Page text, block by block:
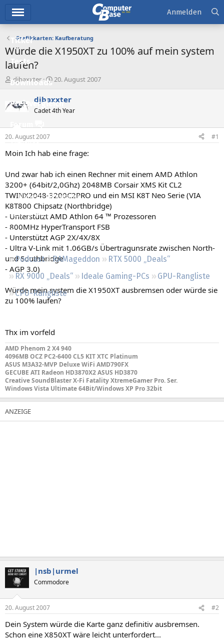
Ticker
Tests
Downloads
Preisvergleich
Forum
Aktuelles
Neue Beiträge
Neueste Aktivitäten
Leserartikel
Regeln
Podcast RAMageddon
RTX 5000 „Deals“
RX 9000 „Deals“
Ideale Gaming-PCs
GPU-Rangliste
CPU-Rangliste
Anmelden
Grafikkarten: Kaufberatung
Würde die X1950XT zu 100% auf mein system
laufen?
E
r
t
e
r
djbaxxter
E
s
e
t
a
20. August 2007
djbaxxter
Cadet 4th Year
20. August 2007 #1
Moin Ich hab eine frage:
Und zwar hab ich einen Rechner mit einem AMD Athlon
3200+ (64bit/2,0Ghz) 2048MB Corsair XMS Kit CL2
TWINX2048-3200C2PRO und ein MSI K8T Neo Serie (VIA
K8T800 Chipsatz (Northbridge)
- Unterstützt AMD Athlon 64 ™ Prozessoren
- 800MHz HyperTransport FSB
- Unterstützt AGP 2X/4X/8X
- Ultra V-Link mit 1.06GB/s Übertragunsrate zwischen North-
und Southbridge
- AGP 3.0)
Würde mein system die X1950XT ausbremsen oder würde sie
zu 100% laufen?
Thx im vorfeld
AMD Phenom 2 X4 940
4096MB OCZ PC2-6400 CL5 KIT XTC Platinum
ASUS M3A32-MVP Deluxe WiFi AMD790FX
GECUBE ATI Radeon HD3870X2 ASUS HD3870
Creative SoundBlaster X-Fi Fatality XtremeGamer Pro. Ser.
Windows Vista Ultimate 64Bit/Windows XP Pro 32bit
|nsb|urmel
Commodore
20. August 2007 #2
Dein System würde die Karte ganz definitiv ausbremsen.
Schon eine X850XT wäre leicht unterfordert...